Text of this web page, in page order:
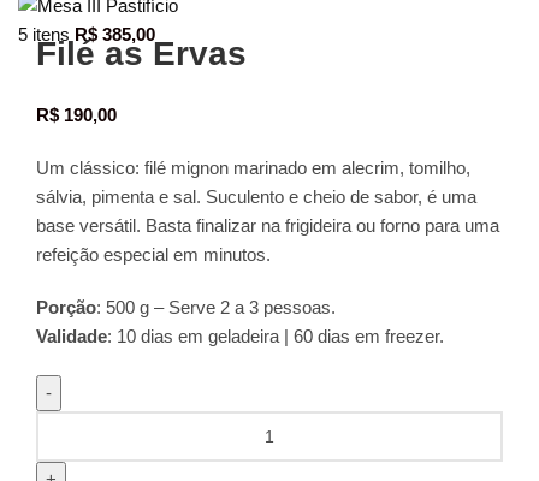
5 itens R$ 385,00
Filé as Ervas
R$ 190,00
Um clássico: filé mignon marinado em alecrim, tomilho,
sálvia, pimenta e sal. Suculento e cheio de sabor, é uma
base versátil. Basta finalizar na frigideira ou forno para uma
refeição especial em minutos.
Porção: 500 g – Serve 2 a 3 pessoas.
Validade: 10 dias em geladeira | 60 dias em freezer.